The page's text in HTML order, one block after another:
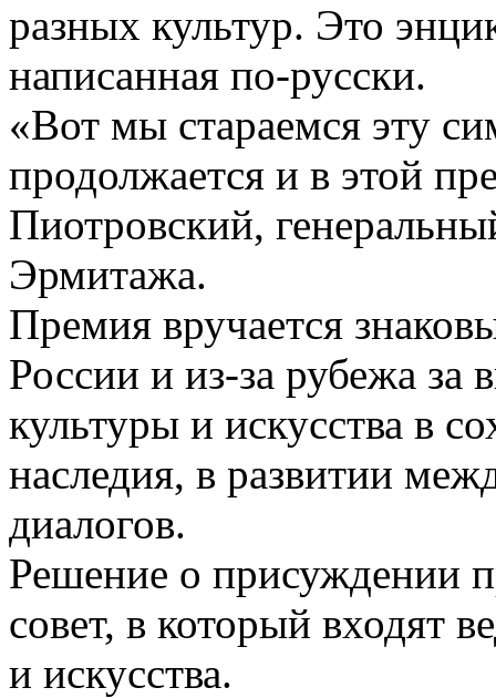
разных культур. Это
написанная по-русски.
«Вот мы стараемся эту
продолжается и в этой
Пиотровский,
Эрмитажа.
Премия вручается
России и из-за рубежа за
культуры и искусства в
наследия, в развитии
диалогов.
Решение о присуждении
совет, в который входят
и искусства.